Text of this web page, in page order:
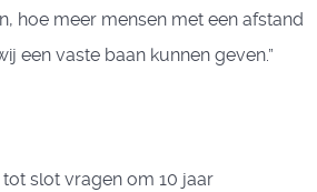
hoe meer mensen met een afstand
een vaste baan kunnen geven.”
slot vragen om 10 jaar